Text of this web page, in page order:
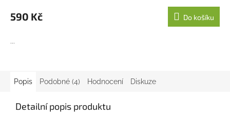
590 Kč Do košíku
...
Popis Podobné (4) Hodnocení Diskuze
Detailní popis produktu